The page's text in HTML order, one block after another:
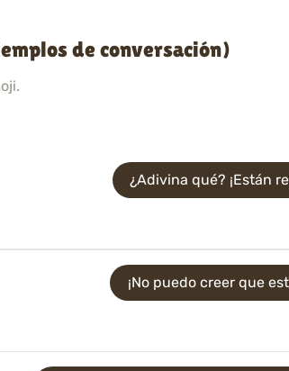
de conversación)
¿Adivina qué? ¡Están
¡No puedo creer que